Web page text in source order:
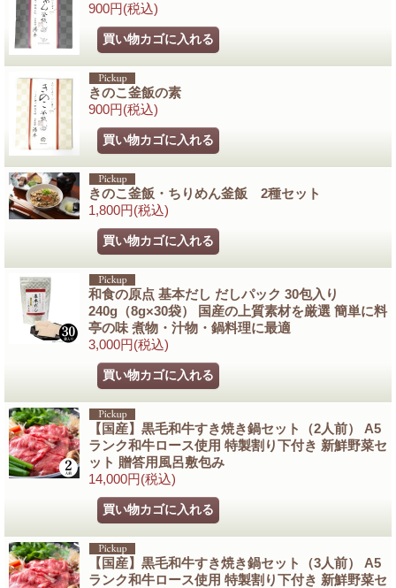
900円(税込)
きのこ釜飯の素
900円(税込)
きのこ釜飯・ちりめん釜飯 2種セット
1,800円(税込)
和食の原点 基本だし だしパック 30包入り
240g（8g×30袋） 国産の上質素材を厳選 簡単に料
亭の味 煮物・汁物・鍋料理に最適
3,000円(税込)
【国産】黒毛和牛すき焼き鍋セット（2人前） A5
ランク和牛ロース使用 特製割り下付き 新鮮野菜セ
ット 贈答用風呂敷包み
14,000円(税込)
【国産】黒毛和牛すき焼き鍋セット（3人前） A5
ランク和牛ロース使用 特製割り下付き 新鮮野菜セ